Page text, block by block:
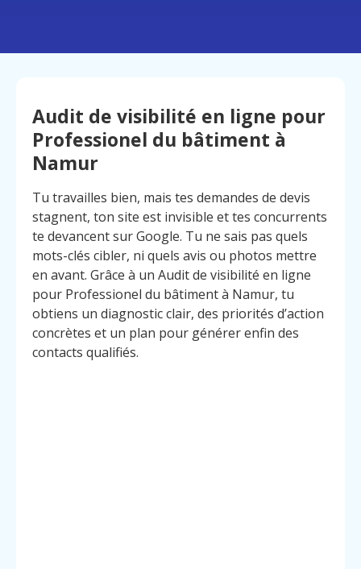
Audit de visibilité en ligne pour
Professionel du bâtiment à
Namur
Tu travailles bien, mais tes demandes de devis
stagnent, ton site est invisible et tes concurrents
te devancent sur Google. Tu ne sais pas quels
mots-clés cibler, ni quels avis ou photos mettre
en avant. Grâce à un Audit de visibilité en ligne
pour Professionel du bâtiment à Namur, tu
obtiens un diagnostic clair, des priorités d’action
concrètes et un plan pour générer enfin des
contacts qualifiés.